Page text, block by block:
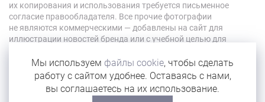
их копирования и использования требуется письменное
согласие правообладателя. Все прочие фотографии
не являются коммерческими — добавлены на сайт для
иллюстрации новостей бренда или с учебной целью для
© 2026 «Роскошь»
Мы используем файлы cookie, чтобы сделать
работу с сайтом удобнее. Оставаясь с нами,
вы соглашаетесь на их использование.